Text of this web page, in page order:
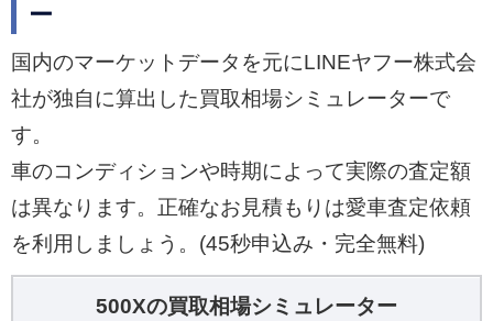
ー
国内のマーケットデータを元にLINEヤフー株式会
社が独自に算出した買取相場シミュレーターで
す。
車のコンディションや時期によって実際の査定額
は異なります。正確なお見積もりは愛車査定依頼
を利用しましょう。(45秒申込み・完全無料)
500Xの買取相場シミュレーター